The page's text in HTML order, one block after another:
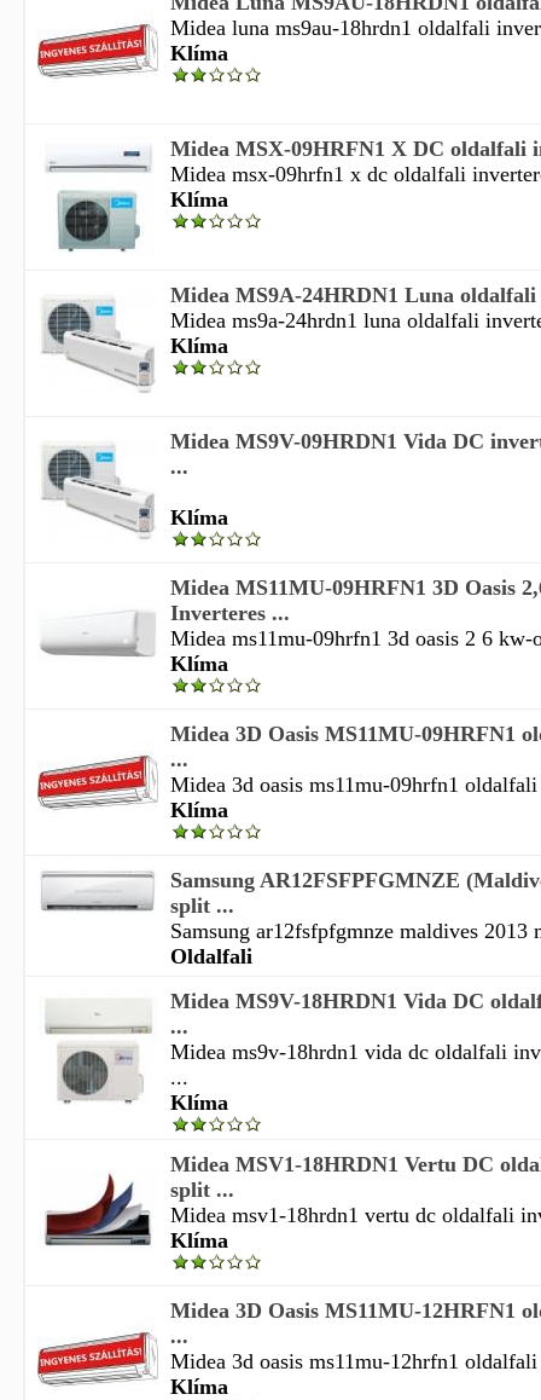
Midea luna ms9au-18hrdn1 oldalfali
Klíma
Midea MSX-09HRFN1 X DC oldalfali
Midea msx-09hrfn1 x dc oldalfali
Klíma
Midea MS9A-24HRDN1 Luna
Midea ms9a-24hrdn1 luna oldalfali
Klíma
Midea MS9V-09HRDN1 Vida DC
...
Klíma
Midea MS11MU-09HRFN1 3D Oasis
Inverteres ...
Midea ms11mu-09hrfn1 3d oasis 2 6 kw-
Klíma
Midea 3D Oasis MS11MU-09HRFN1
...
Midea 3d oasis ms11mu-09hrfn1
Klíma
Samsung AR12FSFPFGMNZE
split ...
Samsung ar12fsfpfgmnze maldives
Oldalfali
Midea MS9V-18HRDN1 Vida DC
...
Midea ms9v-18hrdn1 vida dc oldalfali
...
Klíma
Midea MSV1-18HRDN1 Vertu DC
split ...
Midea msv1-18hrdn1 vertu dc oldalfali
Klíma
Midea 3D Oasis MS11MU-12HRFN1
...
Midea 3d oasis ms11mu-12hrfn1
Klíma